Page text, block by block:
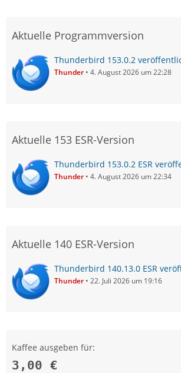
Aktuelle Programmversion
Thunderbird 153.0.2
Thunder 4. August 2026 um 22:28
Aktuelle 153 ESR-Version
Thunderbird 153.0.2 ESR
Thunder 4. August 2026 um 22:34
Aktuelle 140 ESR-Version
Thunderbird 140.13.0 ESR
Thunder 22. Juli 2026 um 19:16
Kaffee ausgeben für:
3,00 €